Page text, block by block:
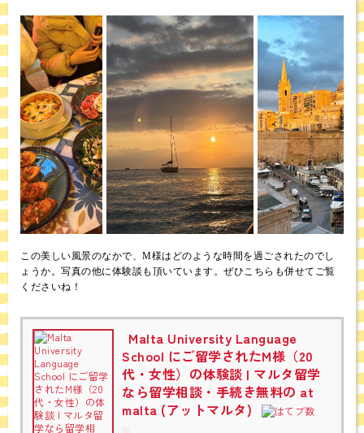
この美しい風景のなかで、M様はどのような時間を過ごされたのでし
ょうか。写真の他に体験談も頂いています。ぜひこちらも併せてご覧
くださいね！
Malta University Language
School にご留学されたM様（20
代・女性）の体験談 | マルタ留学
なら留学相談・手続き無料の at
malta (アットマルタ)